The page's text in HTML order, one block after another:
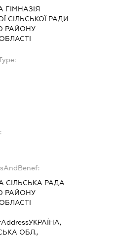
ГІМНАЗІЯ
СІЛЬСЬКОЇ РАДИ
РАЙОНУ
СІЛЬСЬКА РАДА
РАЙОНУ
УКРАЇНА,
ОБЛ.,